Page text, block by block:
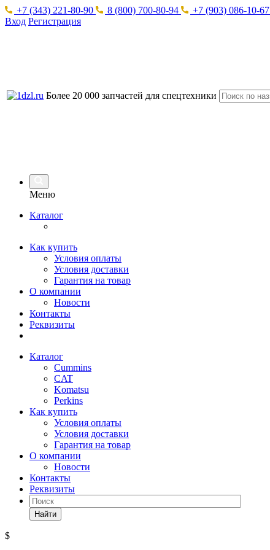
+7 (343) 221-80-90 8 (800) 700-80-94 +7 (903) 086-10-67
Вход Регистрация
Более 20 000 запчастей для спецтехники
Меню
Каталог
Как купить
Условия оплаты
Условия доставки
Гарантия на товар
О компании
Новости
Контакты
Реквизиты
Каталог
Cummins
CAT
Komatsu
Perkins
Как купить
Условия оплаты
Условия доставки
Гарантия на товар
О компании
Новости
Контакты
Реквизиты
Найти
$